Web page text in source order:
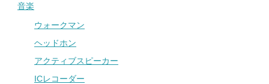
音楽
ウォークマン
ヘッドホン
アクティブスピーカー
ICレコーダー